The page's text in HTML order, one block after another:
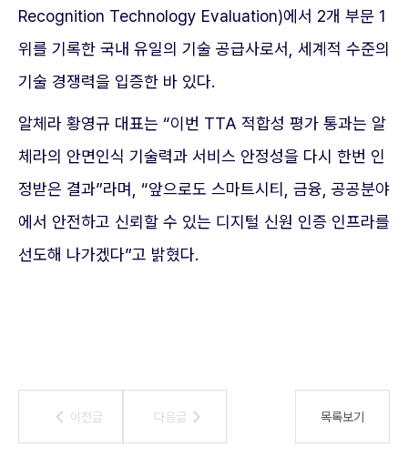
Recognition Technology Evaluation)에서 2개 부문 1
위를 기록한 국내 유일의 기술 공급사로서, 세계적 수준의
기술 경쟁력을 입증한 바 있다.
알체라 황영규 대표는 “이번 TTA 적합성 평가 통과는 알
체라의 안면인식 기술력과 서비스 안정성을 다시 한번 인
정받은 결과”라며, “앞으로도 스마트시티, 금융, 공공분야
에서 안전하고 신뢰할 수 있는 디지털 신원 인증 인프라를
선도해 나가겠다”고 밝혔다.
이전글
이전글 다음글
다음글 목록보기